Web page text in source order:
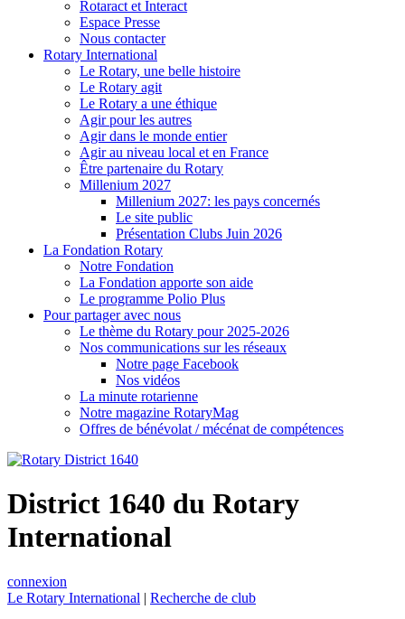
Rotaract et Interact
Espace Presse
Nous contacter
Rotary International
Le Rotary, une belle histoire
Le Rotary agit
Le Rotary a une éthique
Agir pour les autres
Agir dans le monde entier
Agir au niveau local et en France
Être partenaire du Rotary
Millenium 2027
Millenium 2027: les pays concernés
Le site public
Présentation Clubs Juin 2026
La Fondation Rotary
Notre Fondation
La Fondation apporte son aide
Le programme Polio Plus
Pour partager avec nous
Le thème du Rotary pour 2025-2026
Nos communications sur les réseaux
Notre page Facebook
Nos vidéos
La minute rotarienne
Notre magazine RotaryMag
Offres de bénévolat / mécénat de compétences
District 1640 du Rotary
International
connexion
Le Rotary International | Recherche de club